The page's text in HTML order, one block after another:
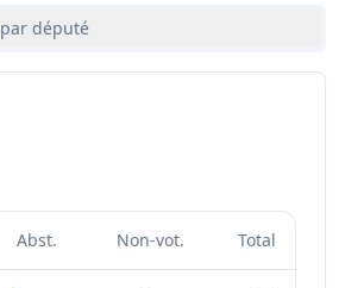
député
Abst. Non-vot. Total